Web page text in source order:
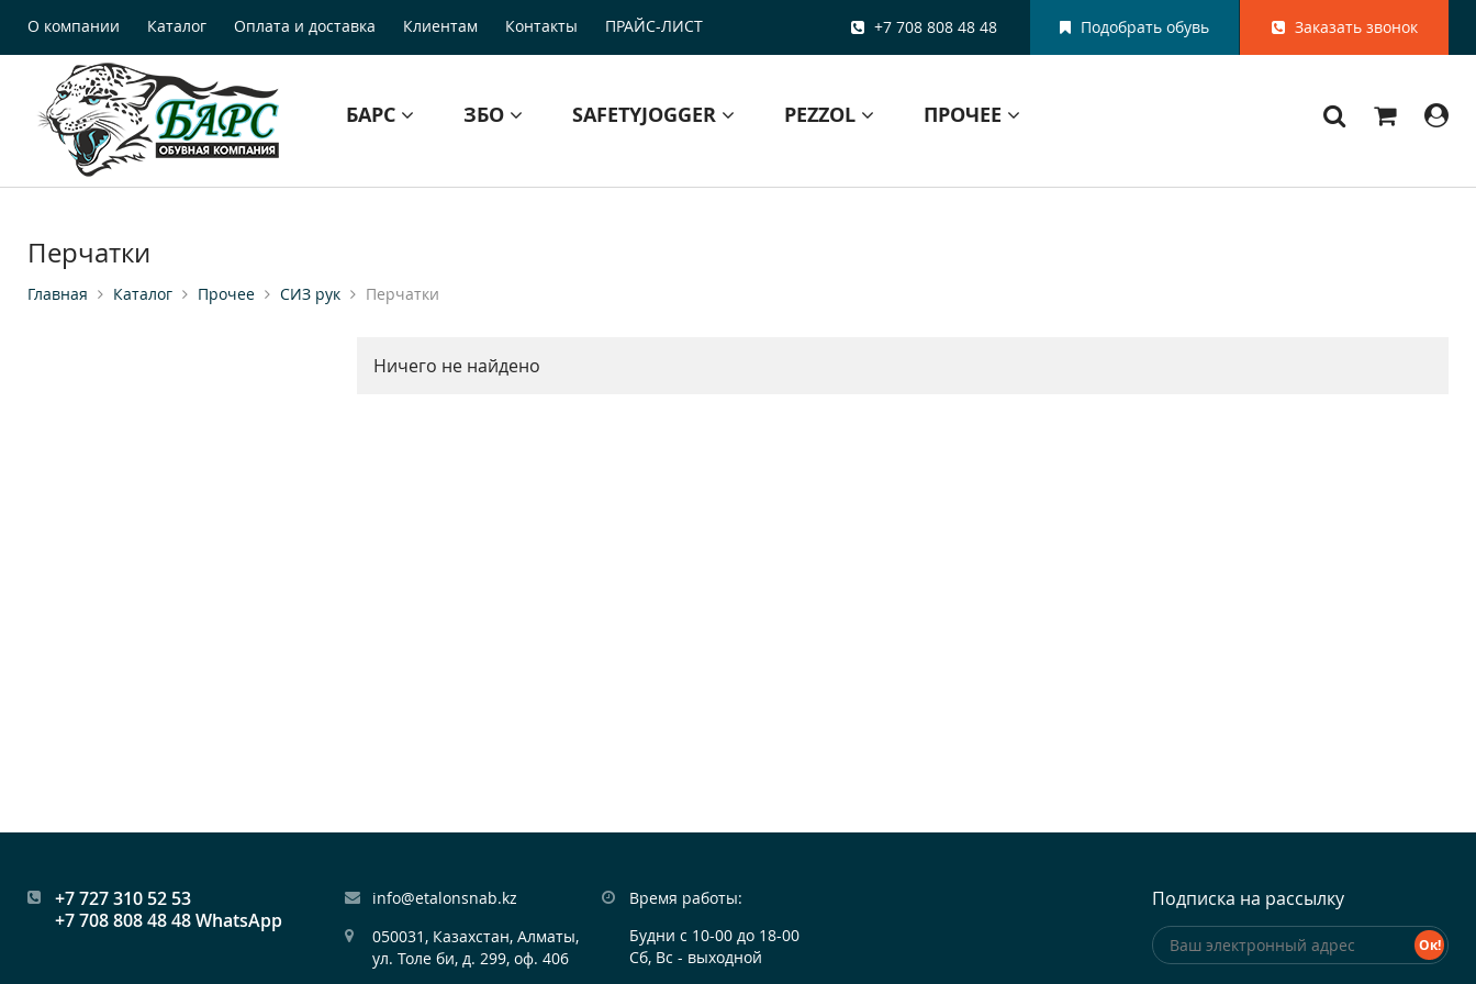
О компании Каталог Оплата и доставка Клиентам Контакты ПРАЙС-ЛИСТ Заказать звонок
Подобрать обувь
+7 708 808 48 48
БАРС ЗБО SAFETYJOGGER PEZZOL ПРОЧЕЕ
Перчатки
Главная Каталог Прочее СИЗ рук Перчатки
Ничего не найдено
+7 727 310 52 53
+7 708 808 48 48 WhatsApp
info@etalonsnab.kz
050031, Казахстан, Алматы,
ул. Толе би, д. 299, оф. 406
Время работы:
Будни с 10-00 до 18-00
Сб, Вс - выходной
Подписка на рассылку